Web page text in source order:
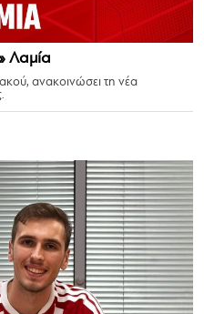
Λαμία
ανακοινώσει τη νέα